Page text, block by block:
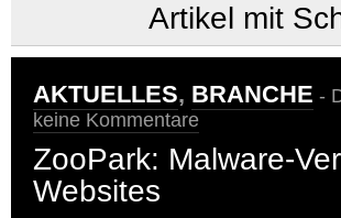
Artikel mit
AKTUELLES, BRANCHE -
keine Kommentare
ZooPark: Malware-
Websites